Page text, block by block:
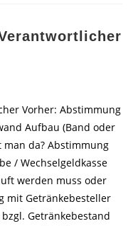
Vorher: Abstimmung
Aufbau (Band oder
man da? Abstimmung
/ Wechselgeldkasse
werden muss oder
mit Getränkebesteller
Getränkebestand